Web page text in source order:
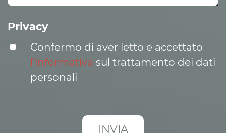
Privacy
Confermo di aver letto e accettato
l’informativa sul trattamento dei dati
personali